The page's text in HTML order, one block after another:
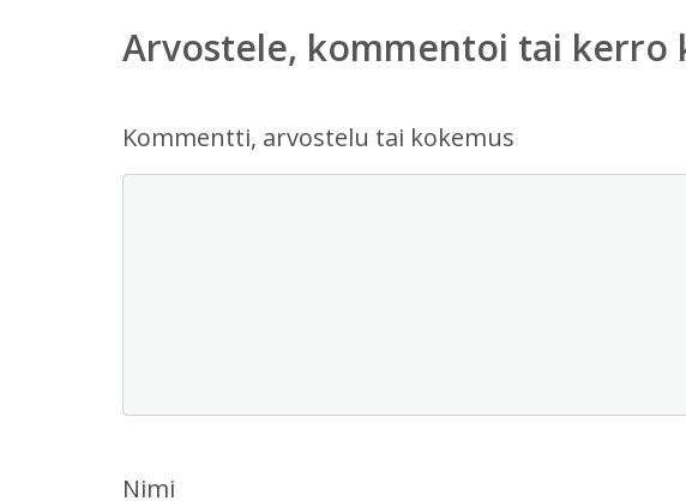
Arvostele, kommentoi tai kerro
Kommentti, arvostelu tai kokemus
Nimi